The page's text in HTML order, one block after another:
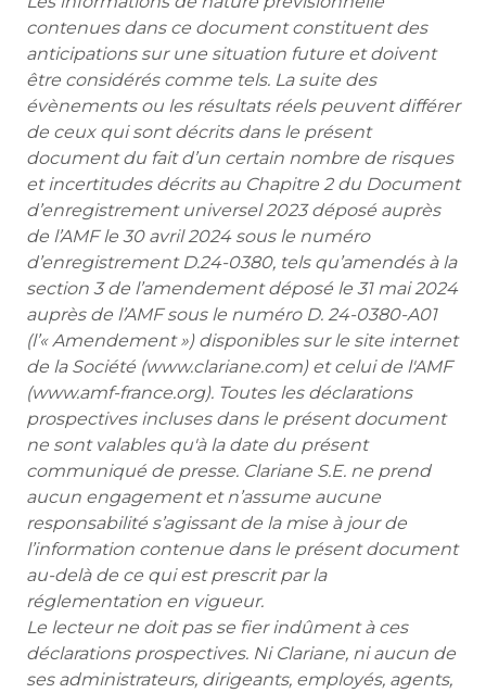
contenues dans ce document constituent des
anticipations sur une situation future et doivent
être considérés comme tels. La suite des
évènements ou les résultats réels peuvent différer
de ceux qui sont décrits dans le présent
document du fait d’un certain nombre de risques
et incertitudes décrits au Chapitre 2 du Document
d’enregistrement universel 2023 déposé auprès
de l’AMF le 30 avril 2024 sous le numéro
d’enregistrement D.24-0380, tels qu’amendés à la
section 3 de l’amendement déposé le 31 mai 2024
auprès de l’AMF sous le numéro D. 24-0380-A01
(l’« Amendement ») disponibles sur le site internet
de la Société (www.clariane.com) et celui de l'AMF
(www.amf-france.org). Toutes les déclarations
prospectives incluses dans le présent document
ne sont valables qu'à la date du présent
communiqué de presse. Clariane S.E. ne prend
aucun engagement et n’assume aucune
responsabilité s’agissant de la mise à jour de
l’information contenue dans le présent document
au-delà de ce qui est prescrit par la
réglementation en vigueur.
Le lecteur ne doit pas se fier indûment à ces
déclarations prospectives. Ni Clariane, ni aucun de
ses administrateurs, dirigeants, employés, agents,